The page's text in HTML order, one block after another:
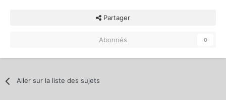
Partager
Abonnés 0
Aller sur la liste des sujets